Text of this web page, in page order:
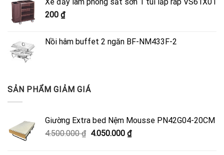
4.500.000 ₫.là:
200 ₫
Nồi hâm buffet 2 ngăn BF-NM433F-2
SẢN PHẨM GIẢM GIÁ
Giường Extra bed Nệm Mousse PN42G04-20CM
4.500.000₫ Giá
4.050.000 ₫Giá